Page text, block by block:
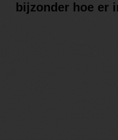
bijzonder hoe er